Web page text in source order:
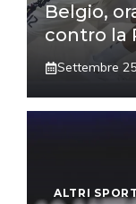
Belgio,
contro la
Settembre
ALTRI